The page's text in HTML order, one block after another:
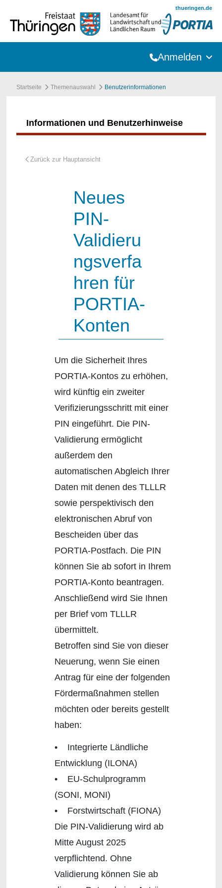
thueringen.de
Anmelden
Startseite Themenauswahl Benutzerinformationen
Informationen und Benutzerhinweise
Neues
PIN-
Validieru
ngsverfa
hren für
PORTIA-
Konten
Um die Sicherheit Ihres
PORTIA-Kontos zu erhöhen,
wird künftig ein zweiter
Verifizierungsschritt mit einer
PIN eingeführt. Die PIN-
Validierung ermöglicht
außerdem den
automatischen Abgleich Ihrer
Daten mit denen des TLLLR
sowie perspektivisch den
elektronischen Abruf von
Bescheiden über das
PORTIA-Postfach. Die PIN
können Sie ab sofort in Ihrem
PORTIA-Konto beantragen.
Anschließend wird Sie Ihnen
per Brief vom TLLLR
übermittelt.
Betroffen sind Sie von dieser
Neuerung, wenn Sie einen
Antrag für eine der folgenden
Fördermaßnahmen stellen
möchten oder bereits gestellt
haben:
• Integrierte Ländliche
Entwicklung (ILONA)
• EU-Schulprogramm
(SONI, MONI)
• Forstwirtschaft (FIONA)
Die PIN-Validierung wird ab
Mitte August 2025
verpflichtend. Ohne
Validierung können Sie ab